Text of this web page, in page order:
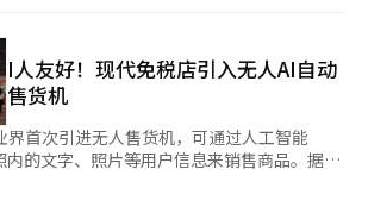
此外，当前访韩外籍游客更倾向前往圣水洞、
免税店能否在此政策中受益仍存变数。 业
长必将带动销售增长，我们需通过提升客单
创等品牌进行差异化竞争来巩固市场地
等级中，游客可与知名探险家詹姆斯·胡珀
北极，或与曾在英国切尔西花展荣获金奖的园
一同观展。此外，该等级客户还可参观在阿
界级赛车比赛，坐享VIP席位并使用贵宾休
兰和希腊体验当地的身心疗愈文化。该平台还
，推出走访自然遗产与名胜地的国内旅游路
I人友好！现代免税店引入无人AI自动
售货机
界首次引进无人售货机，可通过人工智能
内的文字、照片等用户信息来销售商品。据免
代免税店日前在仁川机场店开始试运营无人